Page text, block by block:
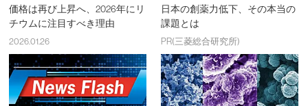
価格は再び上昇へ、2026年にリ
チウムに注目すべき理由
2026.01.26
日本の創薬力低下、その本当の
課題とは
PR(三菱総合研究所)